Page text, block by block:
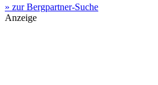
» zur Bergpartner-Suche
Anzeige